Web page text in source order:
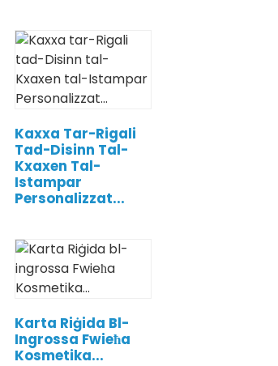
Kaxxa Tar-Rigali
Tad-Disinn Tal-
Kxaxen Tal-
Istampar
Personalizzat...
Karta Riġida Bl-
Ingrossa Fwieħa
Kosmetika...